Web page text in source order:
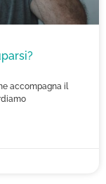
accompagna il